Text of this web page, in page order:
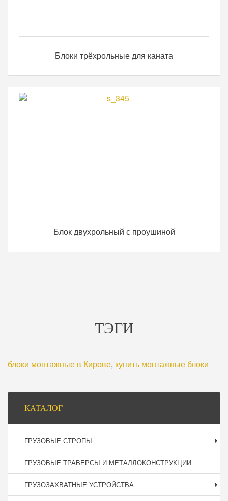
Блоки трёхрольные для каната
Блок двухрольный с проушиной
ТЭГИ
блоки монтажные в Кирове, купить монтажные блоки
КАТАЛОГ
ГРУЗОВЫЕ СТРОПЫ
ГРУЗОВЫЕ ТРАВЕРСЫ И МЕТАЛЛОКОНСТРУКЦИИ
ГРУЗОЗАХВАТНЫЕ УСТРОЙСТВА